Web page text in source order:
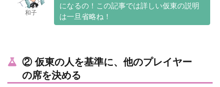
和子
になるの！この記事では詳しい仮東の説明
は一旦省略ね！
② 仮東の人を基準に、他のプレイヤー
の席を決める